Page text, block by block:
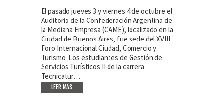
El pasado jueves 3 y viernes 4 de octubre el
Auditorio de la Confederación Argentina de
la Mediana Empresa (CAME), localizado en la
Ciudad de Buenos Aires, fue sede del XVIII
Foro Internacional Ciudad, Comercio y
Turismo. Los estudiantes de Gestión de
Servicios Turísticos II de la carrera
Tecnicatur…
LEER MAS